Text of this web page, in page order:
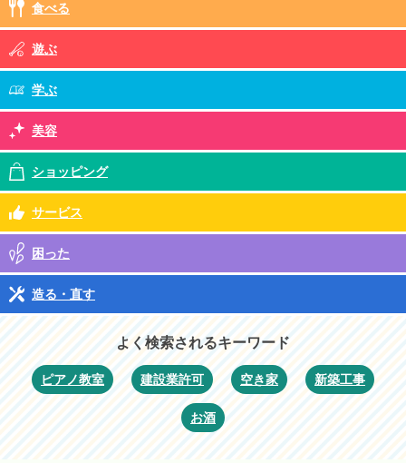
食べる
遊ぶ
学ぶ
美容
ショッピング
サービス
困った
造る・直す
よく検索されるキーワード
ピアノ教室 建設業許可 空き家 新築工事
お酒